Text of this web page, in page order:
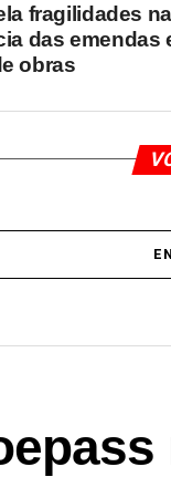
fragilidades na
das emendas
obras